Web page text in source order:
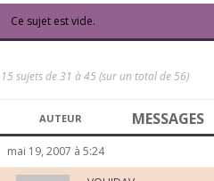
Ce sujet est vide.
15 sujets de 31 à 45 (sur un total de 56)
AUTEUR MESSAGES
mai 19, 2007 à 5:24